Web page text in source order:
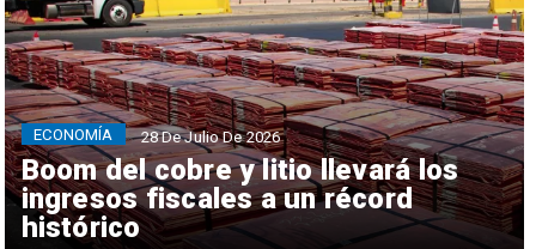
Boom del cobre y litio llevará los
ingresos fiscales a un récord
histórico
ECONOMÍA 28 De Julio De 2026